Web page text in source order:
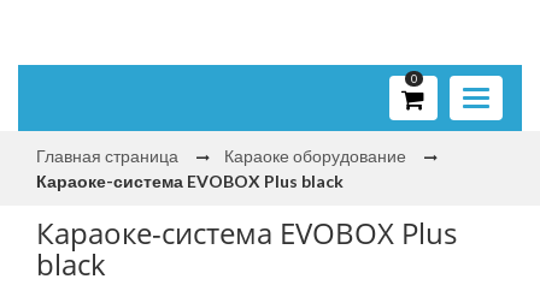
Toggle
0
Главная страница
Караоке оборудование
Караоке-система EVOBOX Plus black
Караоке-система EVOBOX Plus
black